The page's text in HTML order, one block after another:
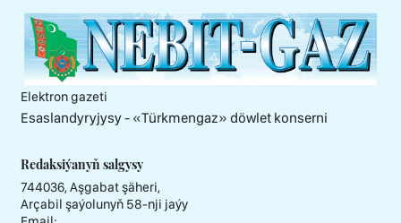
Elektron gazeti
Esaslandyryjysy - «Тürkmengaz» döwlet konserni
Redaksiýanyň salgysy
744036, Aşgabat şäheri,
Arçabil şaýolunyň 58-nji jaýy